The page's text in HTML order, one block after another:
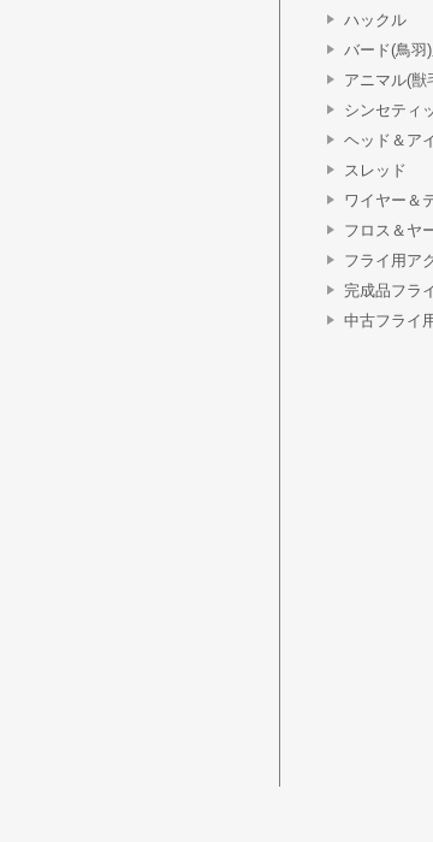
ハックル
バード(鳥羽
アニマル(獣
シンセティ
ヘッド＆ア
スレッド
ワイヤー＆
フロス＆ヤ
フライ用ア
完成品フラ
中古フライ